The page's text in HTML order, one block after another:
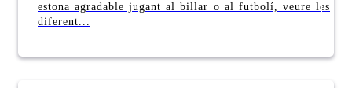
estona agradable jugant al billar o al futbolí, veure les
diferent...